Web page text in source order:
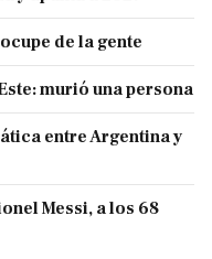
de la gente
murió una persona
entre Argentina y
Messi, a los 68